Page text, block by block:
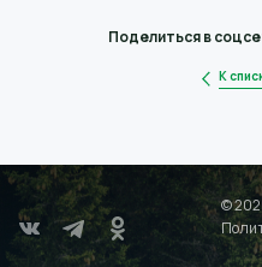
К
Поделиться в
©